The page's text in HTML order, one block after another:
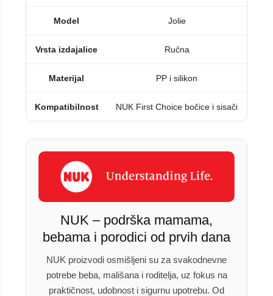
Model Jolie
Vrsta izdajalice Ručna
Materijal PP i silikon
Kompatibilnost NUK First Choice bočice i sisači
NUK – podrška mamama,
bebama i porodici od prvih dana
NUK proizvodi osmišljeni su za svakodnevne
potrebe beba, mališana i roditelja, uz fokus na
praktičnost, udobnost i sigurnu upotrebu. Od